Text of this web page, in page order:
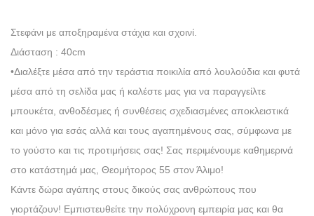
Στεφάνι με αποξηραμένα στάχια και σχοινί.
Διάσταση : 40cm
•Διαλέξτε μέσα από την τεράστια ποικιλία από λουλούδια και φυτά
μέσα από τη σελίδα μας ή καλέστε μας για να παραγγείλτε
μπουκέτα, ανθοδέσμες ή συνθέσεις σχεδιασμένες αποκλειστικά
και μόνο για εσάς αλλά και τους αγαπημένους σας, σύμφωνα με
το γούστο και τις προτιμήσεις σας! Σας περιμένουμε καθημερινά
στο κατάστημά μας, Θεομήτορος 55 στον Άλιμο!
Κάντε δώρα αγάπης στους δικούς σας ανθρώπους που
γιορτάζουν! Εμπιστευθείτε την πολύχρονη εμπειρία μας και θα